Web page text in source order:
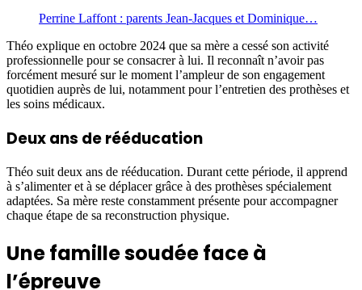
Perrine Laffont : parents Jean-Jacques et Dominique…
Théo explique en octobre 2024 que sa mère a cessé son activité
professionnelle pour se consacrer à lui. Il reconnaît n’avoir pas
forcément mesuré sur le moment l’ampleur de son engagement
quotidien auprès de lui, notamment pour l’entretien des prothèses et
les soins médicaux.
Deux ans de rééducation
Théo suit deux ans de rééducation. Durant cette période, il apprend
à s’alimenter et à se déplacer grâce à des prothèses spécialement
adaptées. Sa mère reste constamment présente pour accompagner
chaque étape de sa reconstruction physique.
Une famille soudée face à
l’épreuve